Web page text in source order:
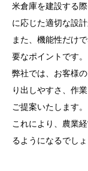
米倉庫を建設する
に応じた適切な設
また、機能性だけ
要なポイントです。
弊社では、お客様
り出しやすさ、作
ご提案いたします。
これにより、農業
るようになるでしょ